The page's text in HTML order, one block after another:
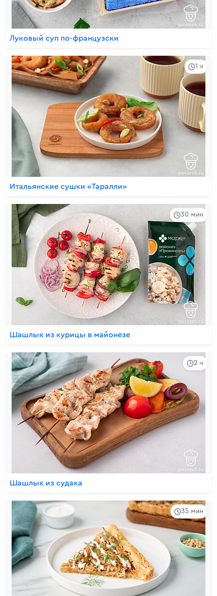
Луковый суп по-французски
1 ч
Итальянские сушки «Таралли»
30 мин
Шашлык из курицы в майонезе
2 ч
Шашлык из судака
35 мин